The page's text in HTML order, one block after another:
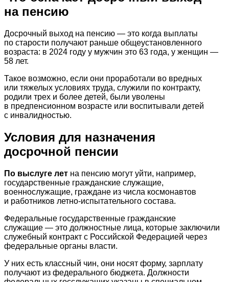
на пенсию
Досрочный выход на пенсию — это когда выплаты
по старости получают раньше общеустановленного
возраста: в 2024 году у мужчин это 63 года, у женщин —
58 лет.
Такое возможно, если они проработали во вредных
или тяжелых условиях труда, служили по контракту,
родили трех и более детей, были уволены
в предпенсионном возрасте или воспитывали детей
с инвалидностью.
Условия для назначения
досрочной пенсии
По выслуге лет на пенсию могут уйти, например,
государственные гражданские служащие,
военнослужащие, граждане из числа космонавтов
и работников летно-испытательного состава.
Федеральные государственные гражданские
служащие — это должностные лица, которые заключили
служебный контракт с Российской Федерацией через
федеральные органы власти.
У них есть классный чин, они носят форму, зарплату
получают из федерального бюджета. Должности